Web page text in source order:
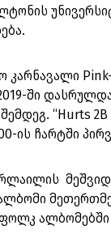
კარნავალი
ში
“Hurts
ის ჩარტში
ალბომებში